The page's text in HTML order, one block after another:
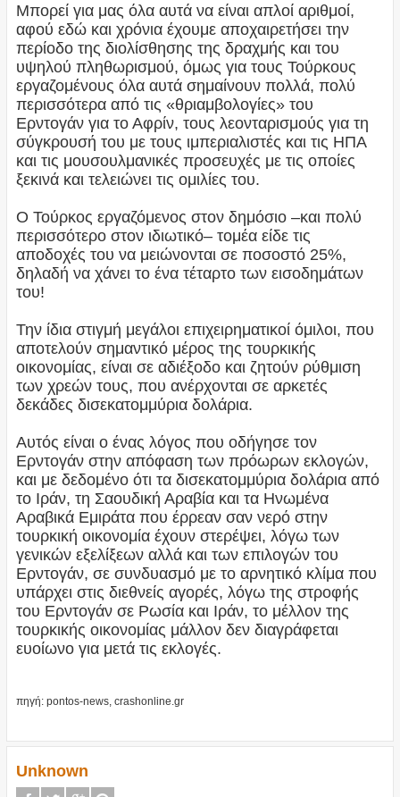
Μπορεί για μας όλα αυτά να είναι απλοί αριθμοί,
αφού εδώ και χρόνια έχουμε αποχαιρετήσει την
περίοδο της διολίσθησης της δραχμής και του
υψηλού πληθωρισμού, όμως για τους Τούρκους
εργαζομένους όλα αυτά σημαίνουν πολλά, πολύ
περισσότερα από τις «θριαμβολογίες» του
Ερντογάν για το Αφρίν, τους λεονταρισμούς για τη
σύγκρουσή του με τους ιμπεριαλιστές και τις ΗΠΑ
και τις μουσουλμανικές προσευχές με τις οποίες
ξεκινά και τελειώνει τις ομιλίες του.
Ο Τούρκος εργαζόμενος στον δημόσιο –και πολύ
περισσότερο στον ιδιωτικό– τομέα είδε τις
αποδοχές του να μειώνονται σε ποσοστό 25%,
δηλαδή να χάνει το ένα τέταρτο των εισοδημάτων
του!
Την ίδια στιγμή μεγάλοι επιχειρηματικοί όμιλοι, που
αποτελούν σημαντικό μέρος της τουρκικής
οικονομίας, είναι σε αδιέξοδο και ζητούν ρύθμιση
των χρεών τους, που ανέρχονται σε αρκετές
δεκάδες δισεκατομμύρια δολάρια.
Αυτός είναι ο ένας λόγος που οδήγησε τον
Ερντογάν στην απόφαση των πρόωρων εκλογών,
και με δεδομένο ότι τα δισεκατομμύρια δολάρια από
το Ιράν, τη Σαουδική Αραβία και τα Ηνωμένα
Αραβικά Εμιράτα που έρρεαν σαν νερό στην
τουρκική οικονομία έχουν στερέψει, λόγω των
γενικών εξελίξεων αλλά και των επιλογών του
Ερντογάν, σε συνδυασμό με το αρνητικό κλίμα που
υπάρχει στις διεθνείς αγορές, λόγω της στροφής
του Ερντογάν σε Ρωσία και Ιράν, το μέλλον της
τουρκικής οικονομίας μάλλον δεν διαγράφεται
ευοίωνο για μετά τις εκλογές.
πηγή: pontos-news, crashonline.gr
Unknown